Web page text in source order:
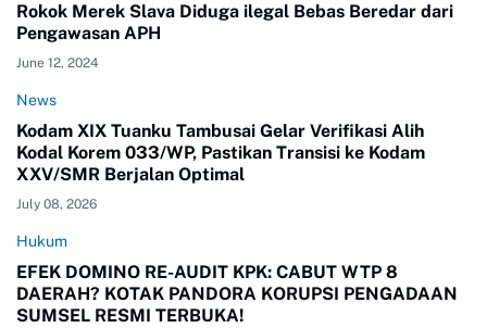
Rokok Merek Slava Diduga ilegal Bebas Beredar dari
Pengawasan APH
June 12, 2024
News
Kodam XIX Tuanku Tambusai Gelar Verifikasi Alih
Kodal Korem 033/WP, Pastikan Transisi ke Kodam
XXV/SMR Berjalan Optimal
July 08, 2026
Hukum
EFEK DOMINO RE-AUDIT KPK: CABUT WTP 8
DAERAH? KOTAK PANDORA KORUPSI PENGADAAN
SUMSEL RESMI TERBUKA!